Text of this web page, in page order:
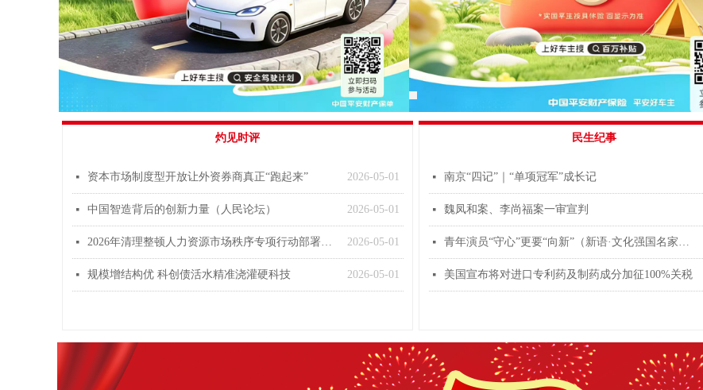
灼见时评
2026-05-01
넷 资本市场制度型开放让外资券商真正“跑起来”
2026-05-01
넷 中国智造背后的创新力量（人民论坛）
2026-05-01
넷 2026年清理整顿人力资源市场秩序专项行动部署开展
2026-05-01
넷 规模增结构优 科创债活水精准浇灌硬科技
民生纪事
넷 南京“四记”｜“单项冠军”成长记
넷 魏凤和案、李尚福案一审宣判
넷 青年演员“守心”更要“向新”（新语·文化强国名家谈）
넷 美国宣布将对进口专利药及制药成分加征100%关税